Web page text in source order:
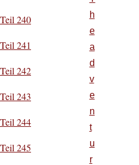
Teil 240
Teil 241
Teil 242
Teil 243
Teil 244
Teil 245
h
e
a
d
v
e
n
t
u
r